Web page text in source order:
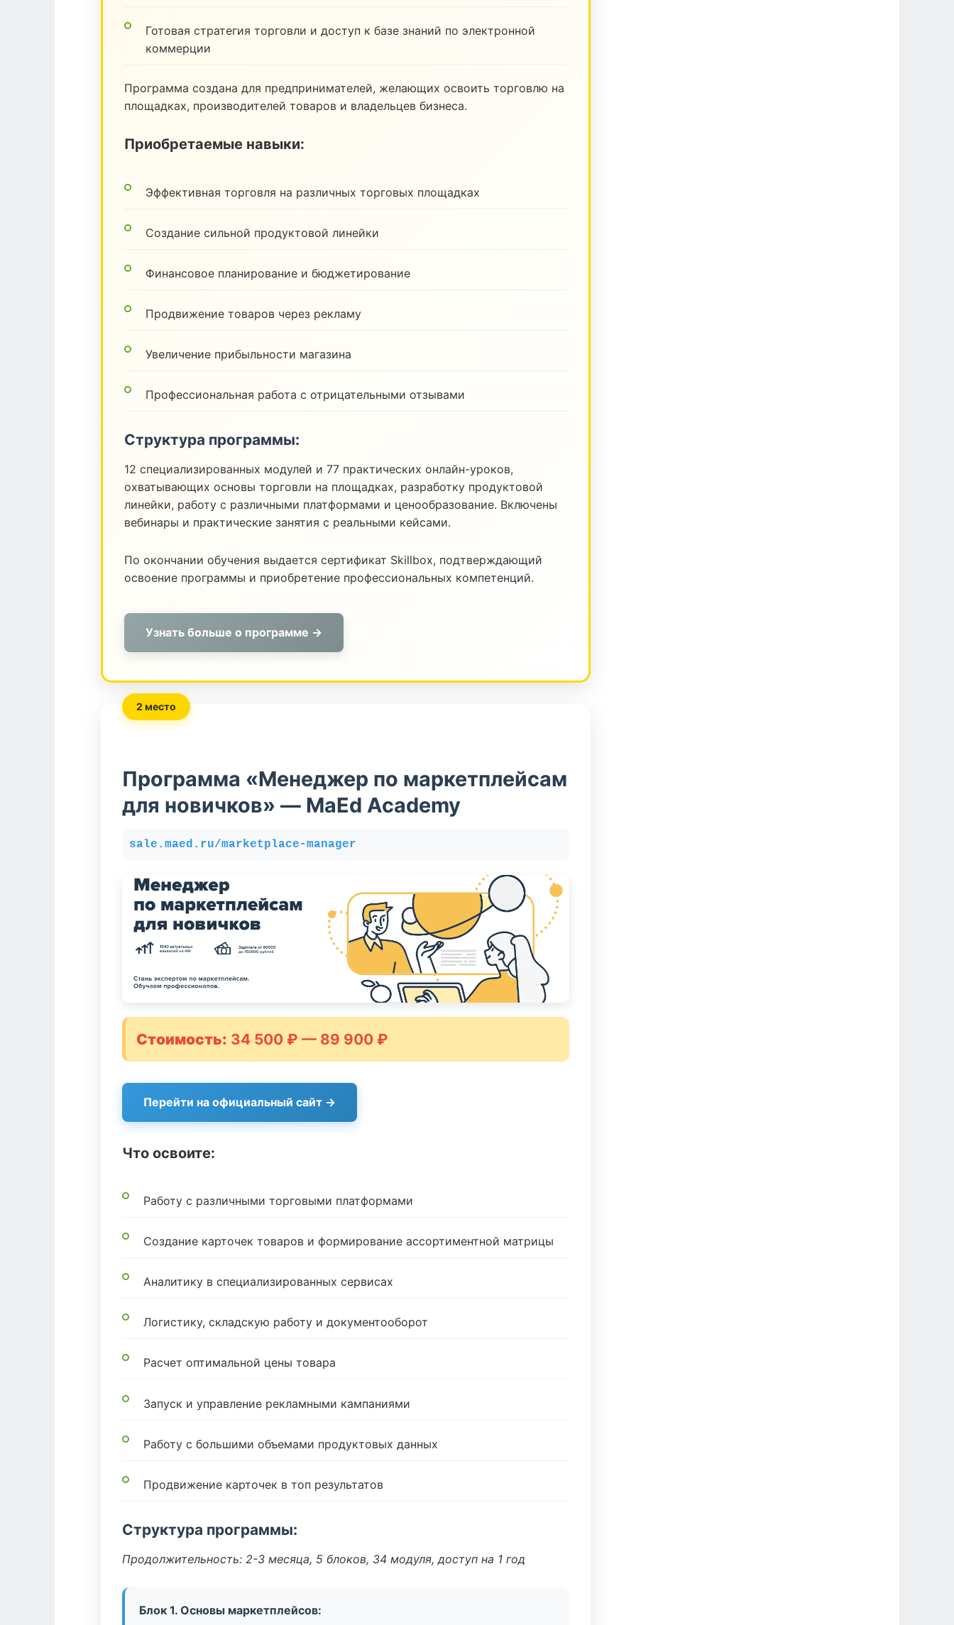
Готовая стратегия торговли и доступ к базе знаний по электронной
коммерции
Программа создана для предпринимателей, желающих освоить торговлю на
площадках, производителей товаров и владельцев бизнеса.
Приобретаемые навыки:
Эффективная торговля на различных торговых площадках
Создание сильной продуктовой линейки
Финансовое планирование и бюджетирование
Продвижение товаров через рекламу
Увеличение прибыльности магазина
Профессиональная работа с отрицательными отзывами
Структура программы:
12 специализированных модулей и 77 практических онлайн-уроков,
охватывающих основы торговли на площадках, разработку продуктовой
линейки, работу с различными платформами и ценообразование. Включены
вебинары и практические занятия с реальными кейсами.
По окончании обучения выдается сертификат Skillbox, подтверждающий
освоение программы и приобретение профессиональных компетенций.
Узнать больше о программе →
2 место
Программа «Менеджер по маркетплейсам
для новичков» — MaEd Academy
sale.maed.ru/marketplace-manager
Стоимость: 34 500 ₽ — 89 900 ₽
Перейти на официальный сайт →
Что освоите:
Работу с различными торговыми платформами
Создание карточек товаров и формирование ассортиментной матрицы
Аналитику в специализированных сервисах
Логистику, складскую работу и документооборот
Расчет оптимальной цены товара
Запуск и управление рекламными кампаниями
Работу с большими объемами продуктовых данных
Продвижение карточек в топ результатов
Структура программы:
Продолжительность: 2-3 месяца, 5 блоков, 34 модуля, доступ на 1 год
Блок 1. Основы маркетплейсов: